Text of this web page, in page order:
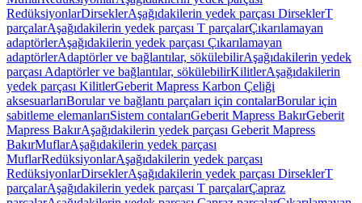
RedüksiyonlarDirseklerAşağıdakilerin yedek parçası DirseklerT
parçalarAşağıdakilerin yedek parçası T parçalarÇıkarılamayan
adaptörlerAşağıdakilerin yedek parçası Çıkarılamayan
adaptörlerAdaptörler ve bağlantılar, sökülebilirAşağıdakilerin yedek
parçası Adaptörler ve bağlantılar, sökülebilirKilitlerAşağıdakilerin
yedek parçası KilitlerGeberit Mapress Karbon Çeliği
aksesuarlarıBorular ve bağlantı parçaları için contalarBorular için
sabitleme elemanlarıSistem contalarıGeberit Mapress BakırGeberit
Mapress BakırAşağıdakilerin yedek parçası Geberit Mapress
BakırMuflarAşağıdakilerin yedek parçası
MuflarRedüksiyonlarAşağıdakilerin yedek parçası
RedüksiyonlarDirseklerAşağıdakilerin yedek parçası DirseklerT
parçalarAşağıdakilerin yedek parçası T parçalarÇapraz